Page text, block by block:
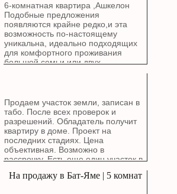
6-комнатная квартира ,Ашкелон
Подобные предложения
появляются крайне редко,и эта
возможность по-настоящему
уникальна, идеально подходящих
для комфортного проживания
большой семьи или двух
и Эко-парка. Все рядом: Школы,
детские сады.Особенности
квартиры: Квартира общей
площадью 6 комнат (планировка: 2
комнаты + 4 комнаты)
спроектирована для максимального
комфорта и уюта. Расположена в
й этаж из 4-х. Светлая сторона:
Продаем участок земли, записан в
табо. После всех проверок и
разрешений. Обладатель получит
квартиру в доме. Проект на
последних стадиях. Цена
объективная. Возможно в
рассрочку. Есть еще один участок в
строительства частного дома.
На продажу в Бат-Яме | 5 комнат